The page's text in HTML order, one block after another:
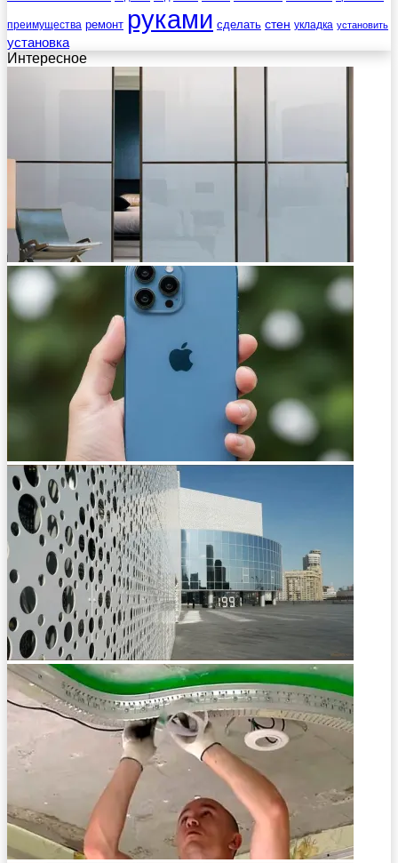
преимущества ремонт руками сделать стен укладка установить
установка
Интересное